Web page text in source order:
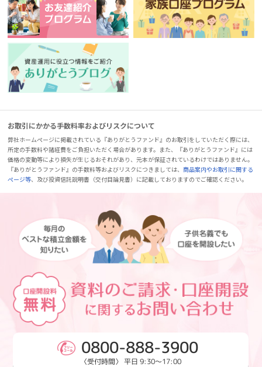
お取引にかかる手数料率およびリスクについて
弊社ホームページに掲載されている『ありがとうファンド』のお取引をしていただく際には、
所定の手数料や諸経費をご負担いただく場合があります。また、『ありがとうファンド』には
価格の変動等により損失が生じるおそれがあり、元本が保証されているわけではありません。
『ありがとうファンド』の手数料等およびリスクにつきましては、商品案内やお取引に関する
ページ等、及び投資信託説明書（交付目論見書）に記載しておりますのでご確認ください。
0800-888-3900
〈受付時間〉 平日 9:30～17:00